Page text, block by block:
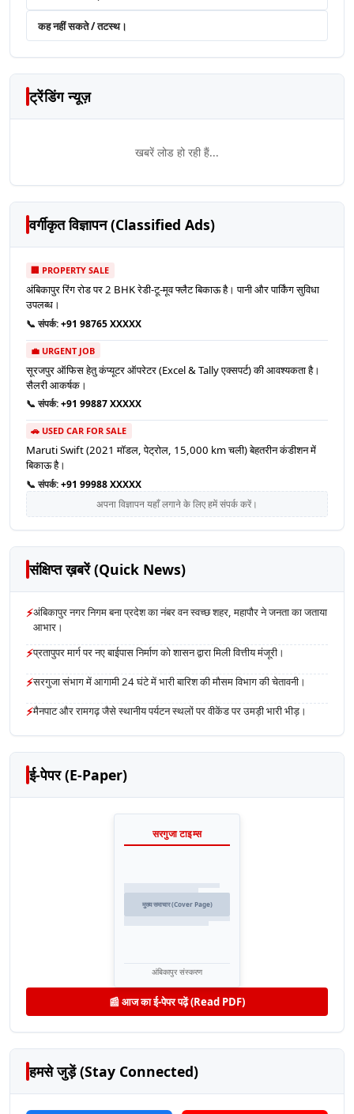
कह नहीं सकते / तटस्थ।
ट्रेंडिंग न्यूज़
खबरें लोड हो रही हैं...
वर्गीकृत विज्ञापन (Classified Ads)
🏢 PROPERTY SALE
अंबिकापुर रिंग रोड पर 2 BHK रेडी-टू-मूव फ्लैट बिकाऊ है। पानी और पार्किंग सुविधा
उपलब्ध।
📞 संपर्क:+91 98765 XXXXX
💼 URGENT JOB
सूरजपुर ऑफिस हेतु कंप्यूटर ऑपरेटर (Excel & Tally एक्सपर्ट) की आवश्यकता है।
सैलरी आकर्षक।
📞 संपर्क:+91 99887 XXXXX
🚗 USED CAR FOR SALE
Maruti Swift (2021 मॉडल, पेट्रोल, 15,000 km चली) बेहतरीन कंडीशन में
बिकाऊ है।
📞 संपर्क:+91 99988 XXXXX
अपना विज्ञापन यहाँ लगाने के लिए हमें संपर्क करें।
संक्षिप्त ख़बरें (Quick News)
⚡अंबिकापुर नगर निगम बना प्रदेश का नंबर वन स्वच्छ शहर, महापौर ने जनता का जताया
आभार।
⚡प्रतापुपर मार्ग पर नए बाईपास निर्माण को शासन द्वारा मिली वित्तीय मंजूरी।
⚡सरगुजा संभाग में आगामी 24 घंटे में भारी बारिश की मौसम विभाग की चेतावनी।
⚡मैनपाट और रामगढ़ जैसे स्थानीय पर्यटन स्थलों पर वीकेंड पर उमड़ी भारी भीड़।
ई-पेपर (E-Paper)
सरगुजा टाइम्स
मुख्य समाचार (Cover Page)
अंबिकापुर संस्करण
📰 आज का ई-पेपर पढ़ें (Read PDF)
हमसे जुड़ें (Stay Connected)